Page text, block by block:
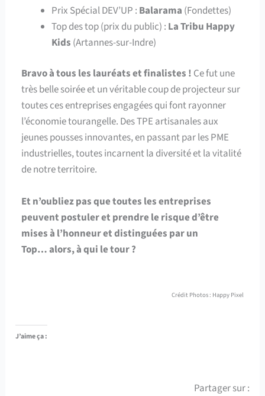
Prix Spécial DEV’UP : Balarama (Fondettes)
Top des top (prix du public) : La Tribu Happy
Kids (Artannes-sur-Indre)
Bravo à tous les lauréats et finalistes ! Ce fut une
très belle soirée et un véritable coup de projecteur sur
toutes ces entreprises engagées qui font rayonner
l’économie tourangelle. Des TPE artisanales aux
jeunes pousses innovantes, en passant par les PME
industrielles, toutes incarnent la diversité et la vitalité
de notre territoire.
Et n’oubliez pas que toutes les entreprises
peuvent postuler et prendre le risque d’être
mises à l’honneur et distinguées par un
Top…alors, à qui le tour ?
Crédit Photos : Happy Pixel
J’aime ça :
Partager sur :